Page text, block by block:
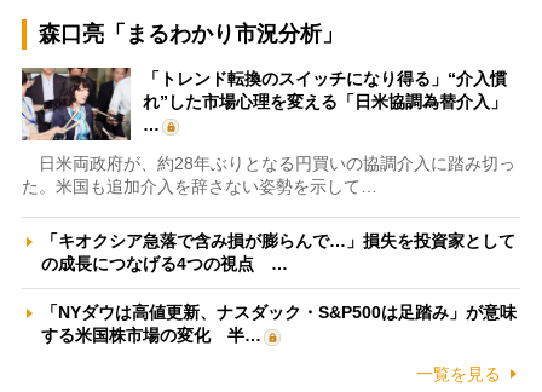
森口亮「まるわかり市況分析」
「トレンド転換のスイッチになり得る」“介入慣
れ”した市場心理を変える「日米協調為替介入」
…
日米両政府が、約28年ぶりとなる円買いの協調介入に踏み切っ
た。米国も追加介入を辞さない姿勢を示して…
「キオクシア急落で含み損が膨らんで…」損失を投資家として
の成長につなげる4つの視点 …
「NYダウは高値更新、ナスダック・S&P500は足踏み」が意味
する米国株市場の変化 半…
一覧を見る